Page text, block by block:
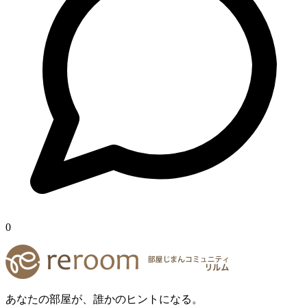
0
あなたの部屋が、誰かのヒントになる。